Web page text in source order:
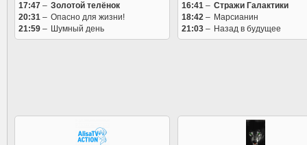
17:47 – Золотой телёнок
20:31 – Опасно для жизни!
21:59 – Шумный день
16:41 – Стражи Галактики
18:42 – Марсианин
21:03 – Назад в будущее